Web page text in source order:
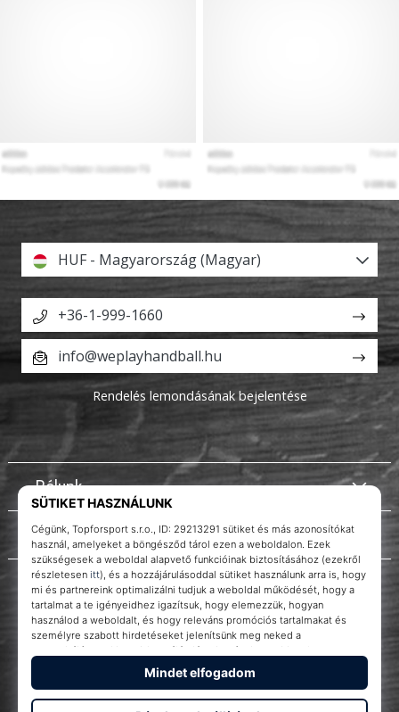
WePlayHandball.hu
Instagram
Rólunk
Ügyfélszolgálat
HUF - Magyarország (Magyar)
+36-1-999-1660
info@weplayhandball.hu
Rendelés lemondásának bejelentése